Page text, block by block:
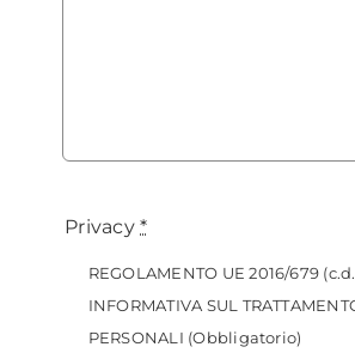
Privacy*
REGOLAMENTO UE 2016/679
INFORMATIVA SUL
PERSONALI (Obbligatorio)